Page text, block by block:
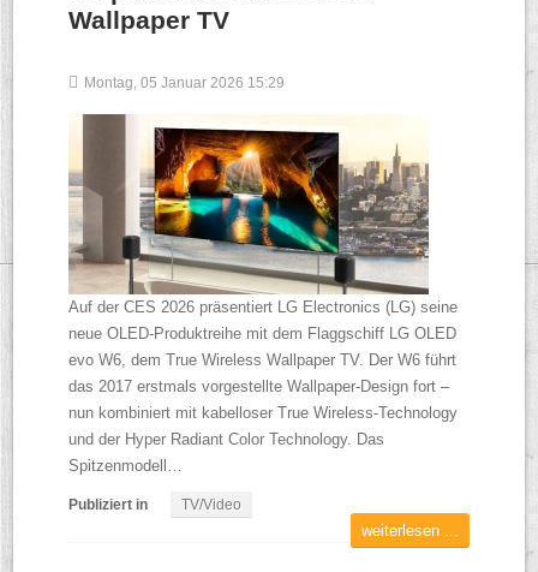
Wallpaper TV
Montag, 05 Januar 2026 15:29
Auf der CES 2026 präsentiert LG Electronics (LG) seine
neue OLED-Produktreihe mit dem Flaggschiff LG OLED
evo W6, dem True Wireless Wallpaper TV. Der W6 führt
das 2017 erstmals vorgestellte Wallpaper-Design fort –
nun kombiniert mit kabelloser True Wireless-Technology
und der Hyper Radiant Color Technology. Das
Spitzenmodell…
Publiziert in TV/Video
weiterlesen ...